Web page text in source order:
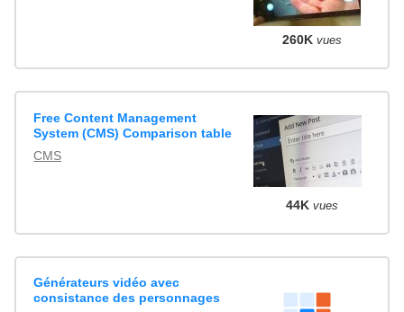
260K vues
Free Content Management
System (CMS) Comparison table
CMS
44K vues
Générateurs vidéo avec
consistance des personnages